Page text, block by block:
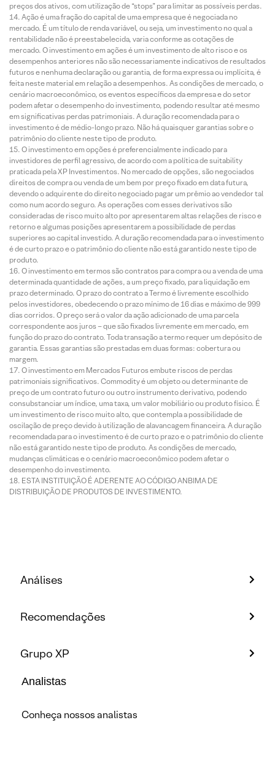
preços dos ativos, com utilização de “stops” para limitar as possíveis perdas.
Ação é uma fração do capital de uma empresa que é negociada no
mercado. É um título de renda variável, ou seja, um investimento no qual a
rentabilidade não é preestabelecida, varia conforme as cotações de
mercado. O investimento em ações é um investimento de alto risco e os
desempenhos anteriores não são necessariamente indicativos de resultados
futuros e nenhuma declaração ou garantia, de forma expressa ou implícita, é
feita neste material em relação a desempenhos. As condições de mercado, o
cenário macroeconômico, os eventos específicos da empresa e do setor
podem afetar o desempenho do investimento, podendo resultar até mesmo
em significativas perdas patrimoniais. A duração recomendada para o
investimento é de médio-longo prazo. Não há quaisquer garantias sobre o
patrimônio do cliente neste tipo de produto.
O investimento em opções é preferencialmente indicado para
investidores de perfil agressivo, de acordo com a política de suitability
praticada pela XP Investimentos. No mercado de opções, são negociados
direitos de compra ou venda de um bem por preço fixado em data futura,
devendo o adquirente do direito negociado pagar um prêmio ao vendedor tal
como num acordo seguro. As operações com esses derivativos são
consideradas de risco muito alto por apresentarem altas relações de risco e
retorno e algumas posições apresentarem a possibilidade de perdas
superiores ao capital investido. A duração recomendada para o investimento
é de curto prazo e o patrimônio do cliente não está garantido neste tipo de
produto.
O investimento em termos são contratos para compra ou a venda de uma
determinada quantidade de ações, a um preço fixado, para liquidação em
prazo determinado. O prazo do contrato a Termo é livremente escolhido
pelos investidores, obedecendo o prazo mínimo de 16 dias e máximo de 999
dias corridos. O preço será o valor da ação adicionado de uma parcela
correspondente aos juros – que são fixados livremente em mercado, em
função do prazo do contrato. Toda transação a termo requer um depósito de
garantia. Essas garantias são prestadas em duas formas: cobertura ou
margem.
O investimento em Mercados Futuros embute riscos de perdas
patrimoniais significativos. Commodity é um objeto ou determinante de
preço de um contrato futuro ou outro instrumento derivativo, podendo
consubstanciar um índice, uma taxa, um valor mobiliário ou produto físico. É
um investimento de risco muito alto, que contempla a possibilidade de
oscilação de preço devido à utilização de alavancagem financeira. A duração
recomendada para o investimento é de curto prazo e o patrimônio do cliente
não está garantido neste tipo de produto. As condições de mercado,
mudanças climáticas e o cenário macroeconômico podem afetar o
desempenho do investimento.
ESTA INSTITUIÇÃO É ADERENTE AO CÓDIGO ANBIMA DE
DISTRIBUIÇÃO DE PRODUTOS DE INVESTIMENTO.
Análises
Recomendações
Grupo XP
Analistas
Conheça nossos analistas